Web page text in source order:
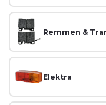
Remmen &
Elektra